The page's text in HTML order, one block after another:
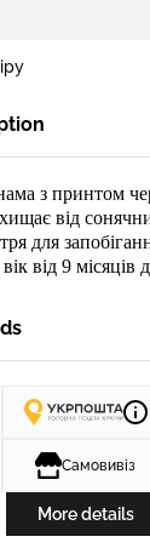
з принтом
від
для
від 9 місяців
Самовивіз
More details